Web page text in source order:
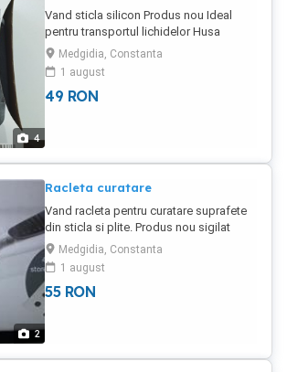
4
Vand sticla silicon Produs nou Ideal
pentru transportul lichidelor Husa
protectie cu inel prindere la curea.
Caracteristici in poza anexata
Transportul la cumparator
Medgidia, Constanta
1 august
49 RON
2
Racleta curatare
Vand racleta pentru curatare suprafete
din sticla si plite. Produs nou sigilat
Include 4 lame rezerva
Medgidia, Constanta
1 august
55 RON